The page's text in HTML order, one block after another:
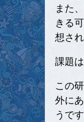
また
きる
想さ
課題
この
外に
うです